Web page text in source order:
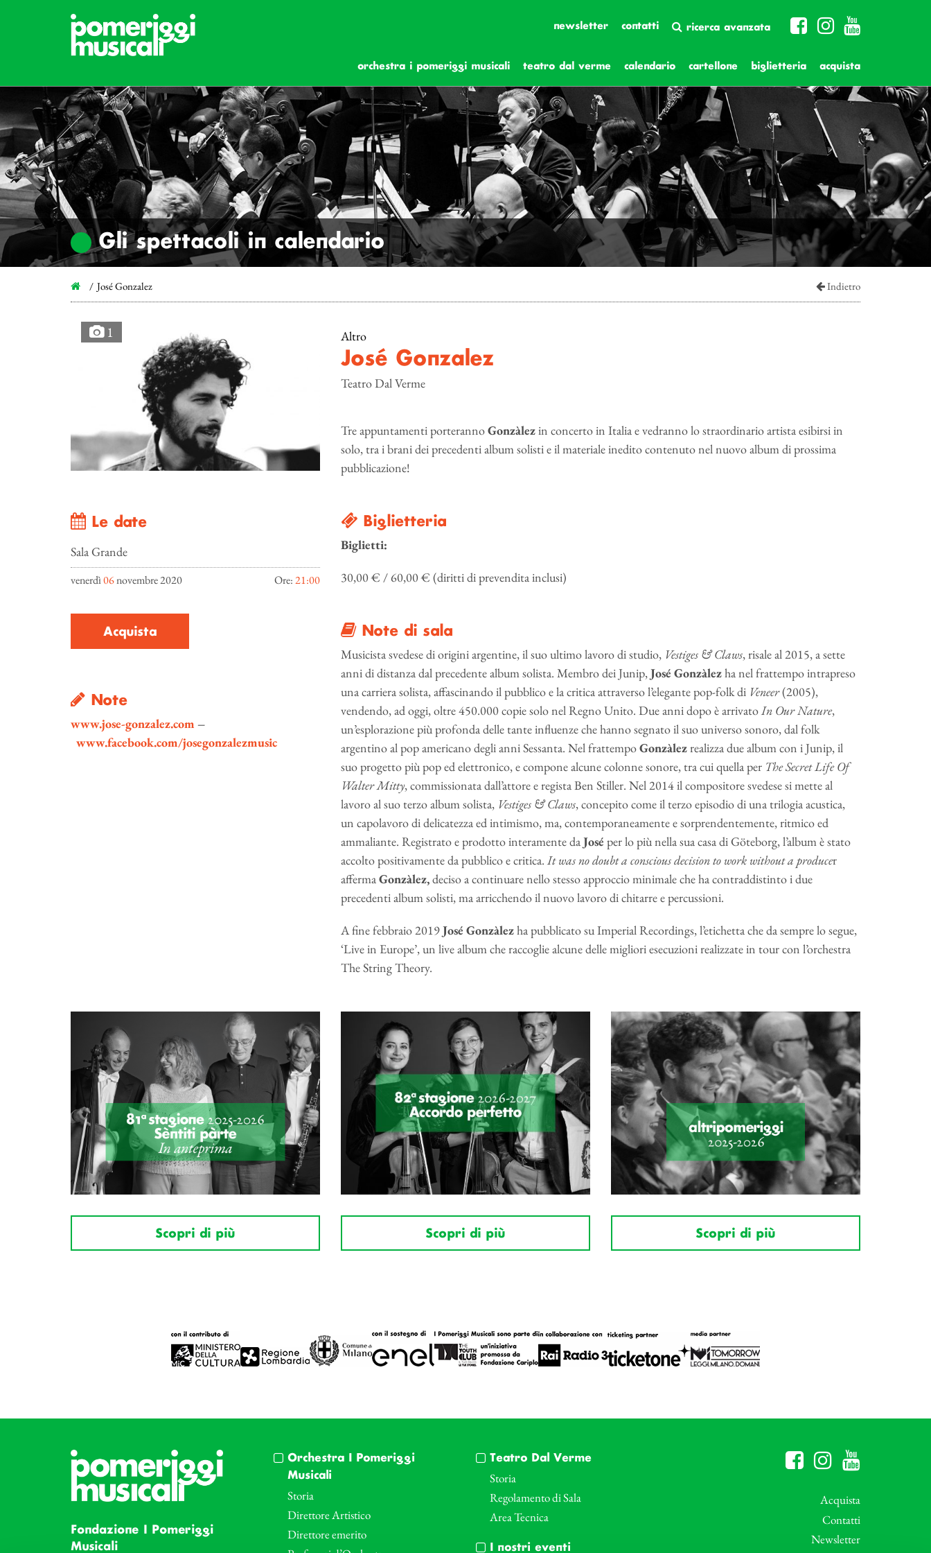
newsletter contatti ricerca avanzata
orchestra i pomeriggi musicali teatro dal verme calendario cartellone biglietteria acquista
Gli spettacoli in calendario
José Gonzalez Indietro
1
Le date
Sala Grande
venerdì06novembre 2020 Ore:21:00
Acquista
Note
www.jose-gonzalez.com –
www.facebook.com/josegonzalezmusic
Altro
José Gonzalez
Teatro Dal Verme
Tre appuntamenti porterannoGonzàlezin concerto in Italia e vedranno lo straordinario artista esibirsi in
solo, tra i brani dei precedenti album solisti e il materiale inedito contenuto nel nuovo album di prossima
pubblicazione!
Biglietteria
Biglietti:
30,00 € / 60,00 € (diritti di prevendita inclusi)
Note di sala
Musicista svedese di origini argentine, il suo ultimo lavoro di studio, Vestiges & Claws, risale al 2015, a sette
anni di distanza dal precedente album solista. Membro deiJunip,José Gonzàlezha nel frattempo intrapreso
una carriera solista, affascinando il pubblico e la critica attraverso l’elegante pop-folk di Veneer(2005),
vendendo, ad oggi, oltre 450.000 copie solo nel Regno Unito. Due anni dopo è arrivatoIn Our Nature,
un’esplorazione più profonda delle tante influenze che hanno segnato il suo universo sonoro, dal folk
argentino al pop americano degli anni Sessanta. Nel frattempoGonzàlezrealizza due album con i Junip, il
suo progetto più pop ed elettronico, e compone alcune colonne sonore, tra cui quella per The Secret Life Of
Walter Mitty, commissionata dall’attore e regista Ben Stiller. Nel 2014 il compositore svedese si mette al
lavoro al suo terzo album solista, Vestiges & Claws, concepito come il terzo episodio di una trilogia acustica,
un capolavoro di delicatezza ed intimismo, ma, contemporaneamente e sorprendentemente, ritmico ed
ammaliante. Registrato e prodotto interamente daJosé per lo più nella sua casa di Göteborg, l’album è stato
accolto positivamente da pubblico e critica. It was no doubt a conscious decision to work without a producer
affermaGonzàlez,deciso a continuare nello stesso approccio minimale che ha contraddistinto i due
precedenti album solisti, ma arricchendo il nuovo lavoro di chitarre e percussioni.
A fine febbraio 2019José Gonzàlezha pubblicato su Imperial Recordings, l’etichetta che da sempre lo segue,
‘Live in Europe’, un live album che raccoglie alcune delle migliori esecuzioni realizzate in tour con l’orchestra
The String Theory.
Scopri di più Scopri di più Scopri di più
Fondazione I Pomeriggi
Musicali
Orchestra I Pomeriggi
Musicali
Storia
Direttore Artistico
Direttore emerito
Teatro Dal Verme
Storia
Regolamento di Sala
Area Tecnica
I nostri eventi
Acquista
Contatti
Newsletter